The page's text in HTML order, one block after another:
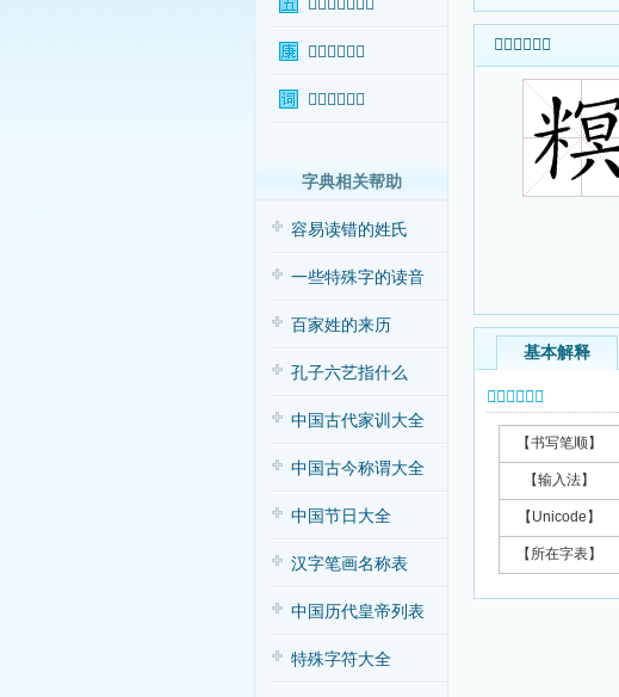
𥻩字输入法查询
𥻩字康熙字典
𥻩字相关词语
字典相关帮助
容易读错的姓氏
一些特殊字的读音
百家姓的来历
孔子六艺指什么
中国古代家训大全
中国古今称谓大全
中国节日大全
汉字笔画名称表
中国历代皇帝列表
特殊字符大全
𥻩字基本信息
基本解释
𥻩字基本信息
【书写笔顺】
【输入法】
【Unicode】
【所在字表】